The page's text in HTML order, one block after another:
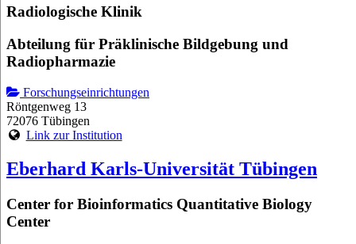
Radiologische Klinik
Abteilung für Präklinische Bildgebung und
Radiopharmazie
Forschungseinrichtungen
Röntgenweg 13
72076 Tübingen
Link zur Institution
Eberhard Karls-Universität Tübingen
Center for Bioinformatics Quantitative Biology
Center